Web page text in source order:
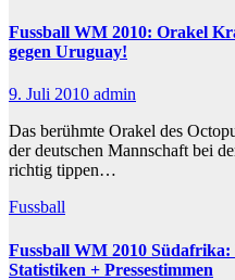
Fussball WM 2010: Orakel
gegen Uruguay!
9. Juli 2010 admin
Das berühmte Orakel des
der deutschen Mannschaft bei
richtig tippen…
Fussball
Fussball WM 2010 Südafrika:
Statistiken + Pressestimmen